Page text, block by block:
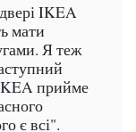
IKEA
мати
Я теж
прийме
є всі".